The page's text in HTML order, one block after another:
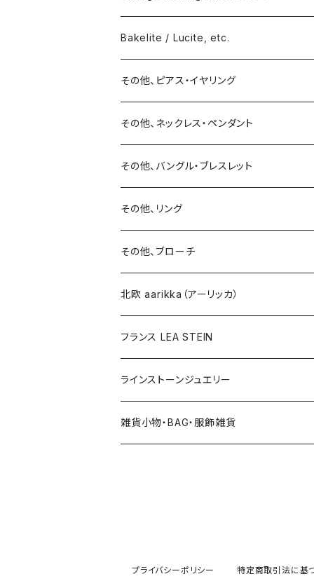
ネックレス
バングル・ブレスレット
リング
15号以上
ピアス
イヤリング
ブローチ
その他
Bakelite / Lucite, etc.
ピアス・イヤリング
リング
バングル・ブレスレット
ブローチ
ネックレス
その他、ピアス・イヤリング
ピアス
イヤリング
その他、ネックレス・ペンダント
その他、バングル・ブレスレット
その他、リング
その他、ブローチ
北欧 aarikka（アーリッカ）
フランス LEA STEIN
ラインストーンジュエリー
雑貨小物・BAG・服飾雑貨
プライバシーポリシー 特定商取引法に基